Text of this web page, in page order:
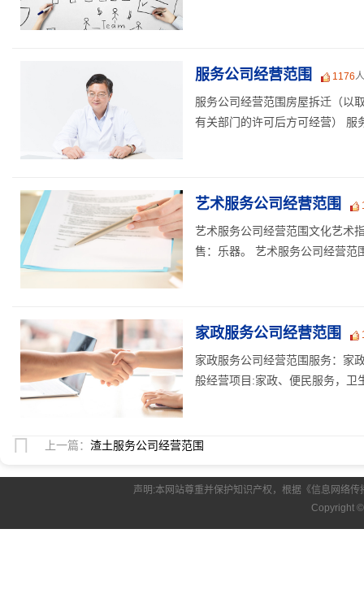
服务公司经营范围 1176
服务公司经营范围房屋拆迁（以
有关部门的许可后方可经营） 服
艺术服务公司经营范围
艺术服务公司经营范围文化艺术
售：乐器。 艺术服务公司经营范
家政服务公司经营范围
家政服务公司经营范围服务：家
般经营项目:家政、便民服务，卫
上一篇： 渣土服务公司经营范围
声明:本网站尊重并保护知识产权，根据《信息网络
Copyright